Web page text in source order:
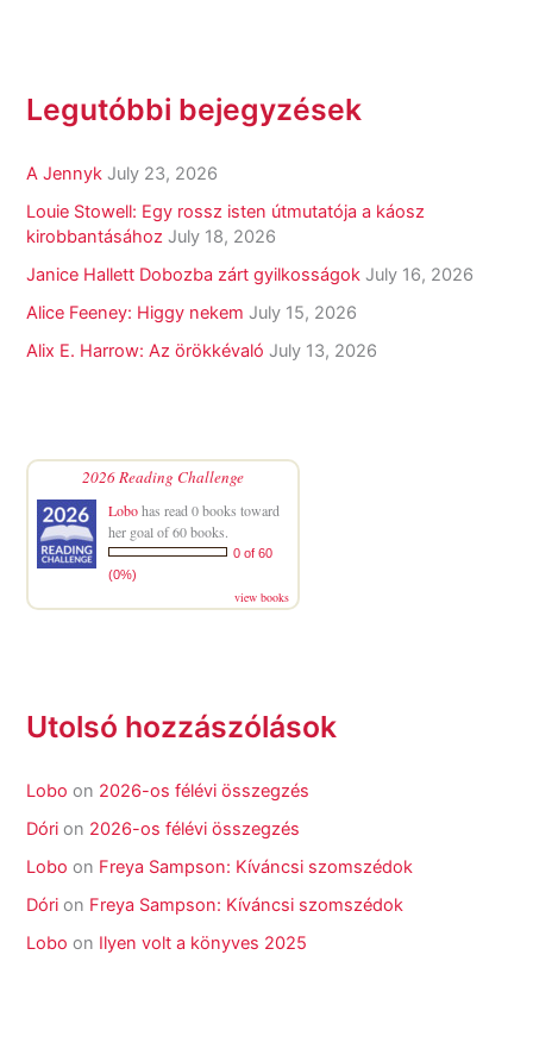
Legutóbbi bejegyzések
A Jennyk July 23, 2026
Louie Stowell: Egy ​rossz isten útmutatója a káosz
kirobbantásához July 18, 2026
Janice Hallett Dobozba zárt gyilkosságok July 16, 2026
Alice Feeney: Higgy nekem July 15, 2026
Alix E. Harrow: Az örökkévaló July 13, 2026
2026 Reading Challenge
Lobohas read 0 books toward
her goal of 60 books.
0 of 60
(0%)
view books
Utolsó hozzászólások
Lobo on 2026-os félévi összegzés
Dóri on 2026-os félévi összegzés
Lobo on Freya Sampson: Kíváncsi szomszédok
Dóri on Freya Sampson: Kíváncsi szomszédok
Lobo on Ilyen volt a könyves 2025